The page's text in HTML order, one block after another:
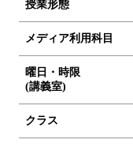
授業形態
メディア利用科目
曜日・時限
(講義室)
クラス